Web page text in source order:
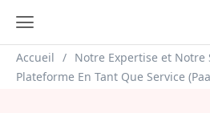
Fil d'Ariane
Accueil
Notre Expertise et Notre
Plateforme En Tant Que Service